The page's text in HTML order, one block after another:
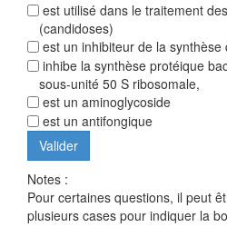
est utilisé dans le traitement
(candidoses)
est un inhibiteur de la synthèse
inhibe la synthèse protéique
sous-unité 50 S ribosomale,
est un aminoglycoside
est un antifongique
Notes :
Pour certaines questions, il peut
plusieurs cases pour indiquer la